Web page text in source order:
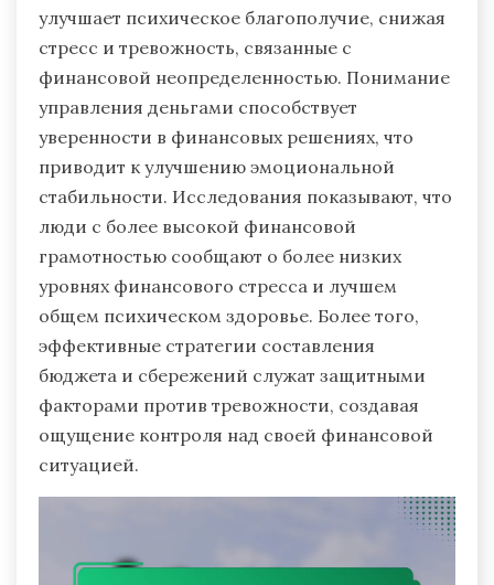
улучшает психическое благополучие, снижая
стресс и тревожность, связанные с
финансовой неопределенностью. Понимание
управления деньгами способствует
уверенности в финансовых решениях, что
приводит к улучшению эмоциональной
стабильности. Исследования показывают, что
люди с более высокой финансовой
грамотностью сообщают о более низких
уровнях финансового стресса и лучшем
общем психическом здоровье. Более того,
эффективные стратегии составления
бюджета и сбережений служат защитными
факторами против тревожности, создавая
ощущение контроля над своей финансовой
ситуацией.